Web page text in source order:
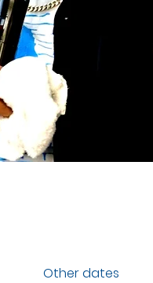
Other dates